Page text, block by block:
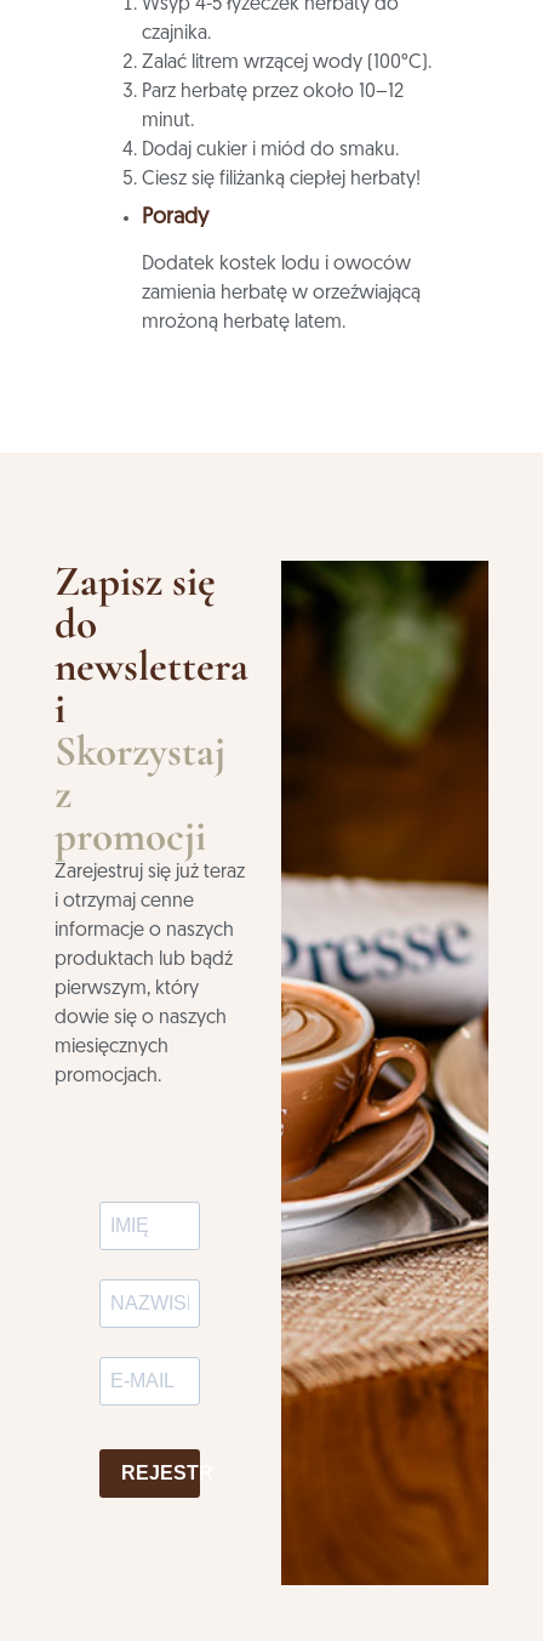
Wsyp 4-5 łyżeczek herbaty do
czajnika.
Zalać litrem wrzącej wody (100°C).
Parz herbatę przez około 10–12
minut.
Dodaj cukier i miód do smaku.
Ciesz się filiżanką ciepłej herbaty!
Porady
Dodatek kostek lodu i owoców
zamienia herbatę w orzeźwiającą
mrożoną herbatę latem.
Zapisz się
do
newslettera
i
Skorzystaj
z
promocji
Zarejestruj się już teraz
i otrzymaj cenne
informacje o naszych
produktach lub bądź
pierwszym, który
dowie się o naszych
miesięcznych
promocjach.
REJESTR